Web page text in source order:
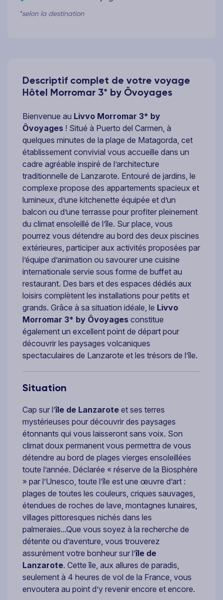
*selon la destination
Descriptif complet de votre voyage
Hôtel Morromar 3* by Ôvoyages
Bienvenue au Livvo Morromar 3* by
Ôvoyages ! Situé à Puerto del Carmen, à
quelques minutes de la plage de Matagorda, cet
établissement convivial vous accueille dans un
cadre agréable inspiré de l’architecture
traditionnelle de Lanzarote. Entouré de jardins, le
complexe propose des appartements spacieux et
lumineux, d’une kitchenette équipée et d’un
balcon ou d’une terrasse pour profiter pleinement
du climat ensoleillé de l’île. Sur place, vous
pourrez vous détendre au bord des deux piscines
extérieures, participer aux activités proposées par
l’équipe d’animation ou savourer une cuisine
internationale servie sous forme de buffet au
restaurant. Des bars et des espaces dédiés aux
loisirs complètent les installations pour petits et
grands. Grâce à sa situation idéale, le Livvo
Morromar 3* by Ôvoyages constitue
également un excellent point de départ pour
découvrir les paysages volcaniques
spectaculaires de Lanzarote et les trésors de l’île.
Situation
Cap sur l’île de Lanzarote et ses terres
mystérieuses pour découvrir des paysages
étonnants qui vous laisseront sans voix. Son
climat doux permanent vous permettra de vous
détendre au bord de plages vierges ensoleillées
toute l’année. Déclarée « réserve de la Biosphère
» par l’Unesco, toute l’île est une œuvre d’art :
plages de toutes les couleurs, criques sauvages,
étendues de roches de lave, montagnes lunaires,
villages pittoresques nichés dans les
palmeraies...Que vous soyez à la recherche de
détente ou d’aventure, vous trouverez
assurément votre bonheur sur l’île de
Lanzarote. Cette île, aux allures de paradis,
seulement à 4 heures de vol de la France, vous
envoutera au point d’y revenir encore et encore.